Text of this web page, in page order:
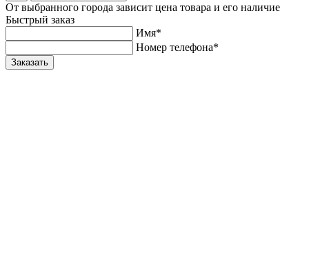
От выбранного города зависит цена товара и его наличие
Быстрый заказ
Имя*
Номер телефона*